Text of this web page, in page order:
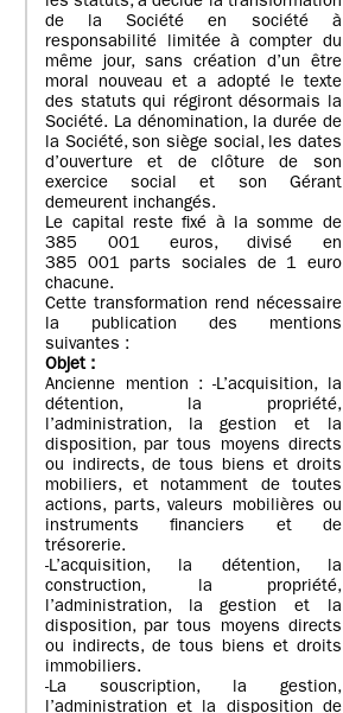
de la Société en société à
responsabilité limitée à compter du
même jour, sans création d’un être
moral nouveau et a adopté le texte
des statuts qui régiront désormais la
Société. La dénomination, la durée de
la Société, son siège social, les dates
d’ouverture et de clôture de son
exercice social et son Gérant
demeurent inchangés.
Le capital reste fixé à la somme de
385 001 euros, divisé en
385 001 parts sociales de 1 euro
chacune.
Cette transformation rend nécessaire
la publication des mentions
suivantes :
Objet :
Ancienne mention : -L’acquisition, la
détention, la propriété,
l’administration, la gestion et la
disposition, par tous moyens directs
ou indirects, de tous biens et droits
mobiliers, et notamment de toutes
actions, parts, valeurs mobilières ou
instruments financiers et de
trésorerie.
-L’acquisition, la détention, la
construction, la propriété,
l’administration, la gestion et la
disposition, par tous moyens directs
ou indirects, de tous biens et droits
immobiliers.
-La souscription, la gestion,
l’administration et la disposition de